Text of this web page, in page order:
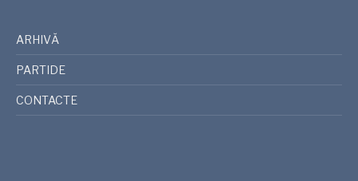
ARHIVĂ
PARTIDE
CONTACTE